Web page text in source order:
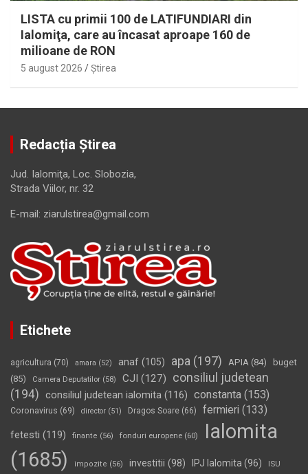
LISTA cu primii 100 de LATIFUNDIARI din
Ialomiţa, care au încasat aproape 160 de
milioane de RON
5 august 2026 Ştirea
Redacția Știrea
Jud. Ialomiţa, Loc. Slobozia,
Strada Viilor, nr. 32
E-mail: ziarulstirea@gmail.com
Etichete
agricultura (70) amara (52) anaf (105) apa (197) APIA (84)
buget
(85)
Camera Deputatilor (58) CJI (127)
consiliul judetean
(194) consiliul judetean ialomita (116) constanta (153)
Coronavirus (69) director (51) Dragos Soare (66) fermieri (133)
fetesti (119) finante (56) fonduri europene (60)
Ialomita
(1685)
impozite (56) investitii (98) IPJ Ialomita (96) ISU